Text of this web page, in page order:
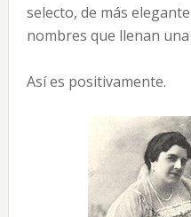
selecto, de más
nombres que llenan
Así es positivamente.